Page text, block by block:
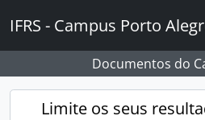
IFRS - Campus Porto
Documentos do
Limite os seus